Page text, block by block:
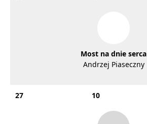
Most na dnie serca
Andrzej Piaseczny
27 10